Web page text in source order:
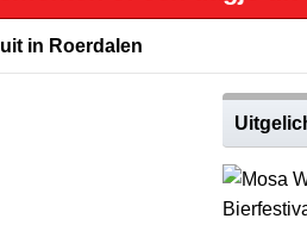
in Roerdalen